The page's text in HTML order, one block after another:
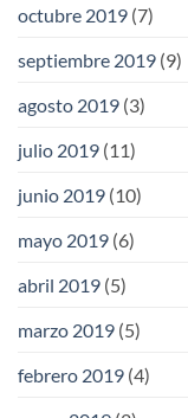
octubre 2019 (7)
septiembre 2019 (9)
agosto 2019 (3)
julio 2019 (11)
junio 2019 (10)
mayo 2019 (6)
abril 2019 (5)
marzo 2019 (5)
febrero 2019 (4)